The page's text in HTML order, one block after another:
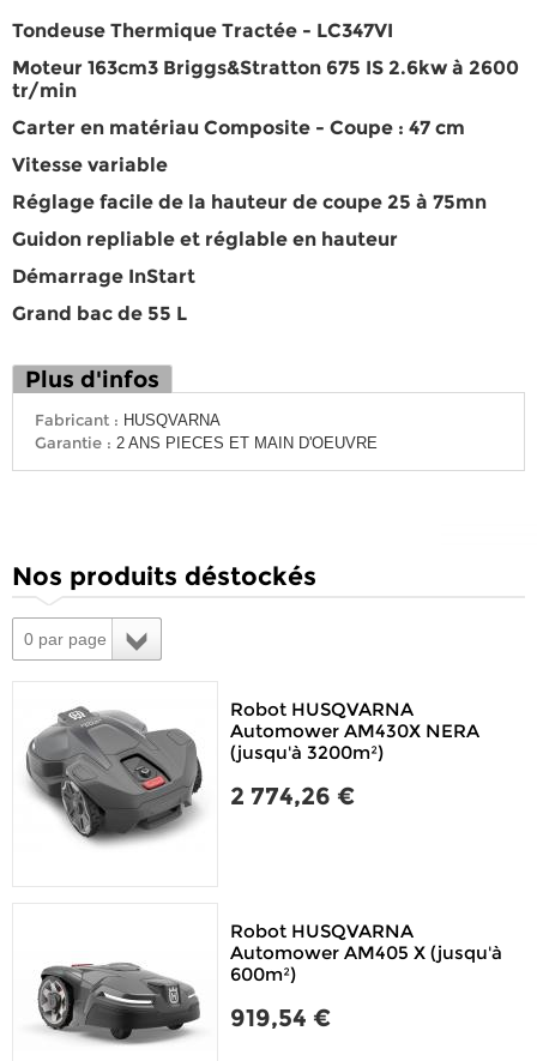
Tondeuse Thermique Tractée - LC347VI
Moteur 163cm3 Briggs&Stratton 675 IS 2.6kw à 2600
tr/min
Carter en matériau Composite - Coupe : 47 cm
Vitesse variable
Réglage facile de la hauteur de coupe 25 à 75mn
Guidon repliable et réglable en hauteur
Démarrage InStart
Grand bac de 55 L
Plus d'infos
Fabricant : HUSQVARNA
Garantie : 2 ANS PIECES ET MAIN D'OEUVRE
Nos produits déstockés
0 par page
Robot HUSQVARNA
Automower AM430X NERA
(jusqu'à 3200m²)
2 774,26 €
Robot HUSQVARNA
Automower AM405 X (jusqu'à
600m²)
919,54 €